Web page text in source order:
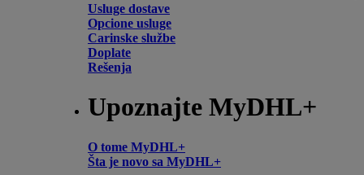
Usluge dostave
Opcione usluge
Carinske službe
Doplate
Rešenja
Upoznajte MyDHL+
O tome MyDHL+
Šta je novo sa MyDHL+